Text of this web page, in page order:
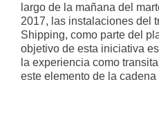
largo de la mañana del
2017, las instalaciones del
Shipping, como parte del
objetivo de esta iniciativa
la experiencia como
este elemento de la